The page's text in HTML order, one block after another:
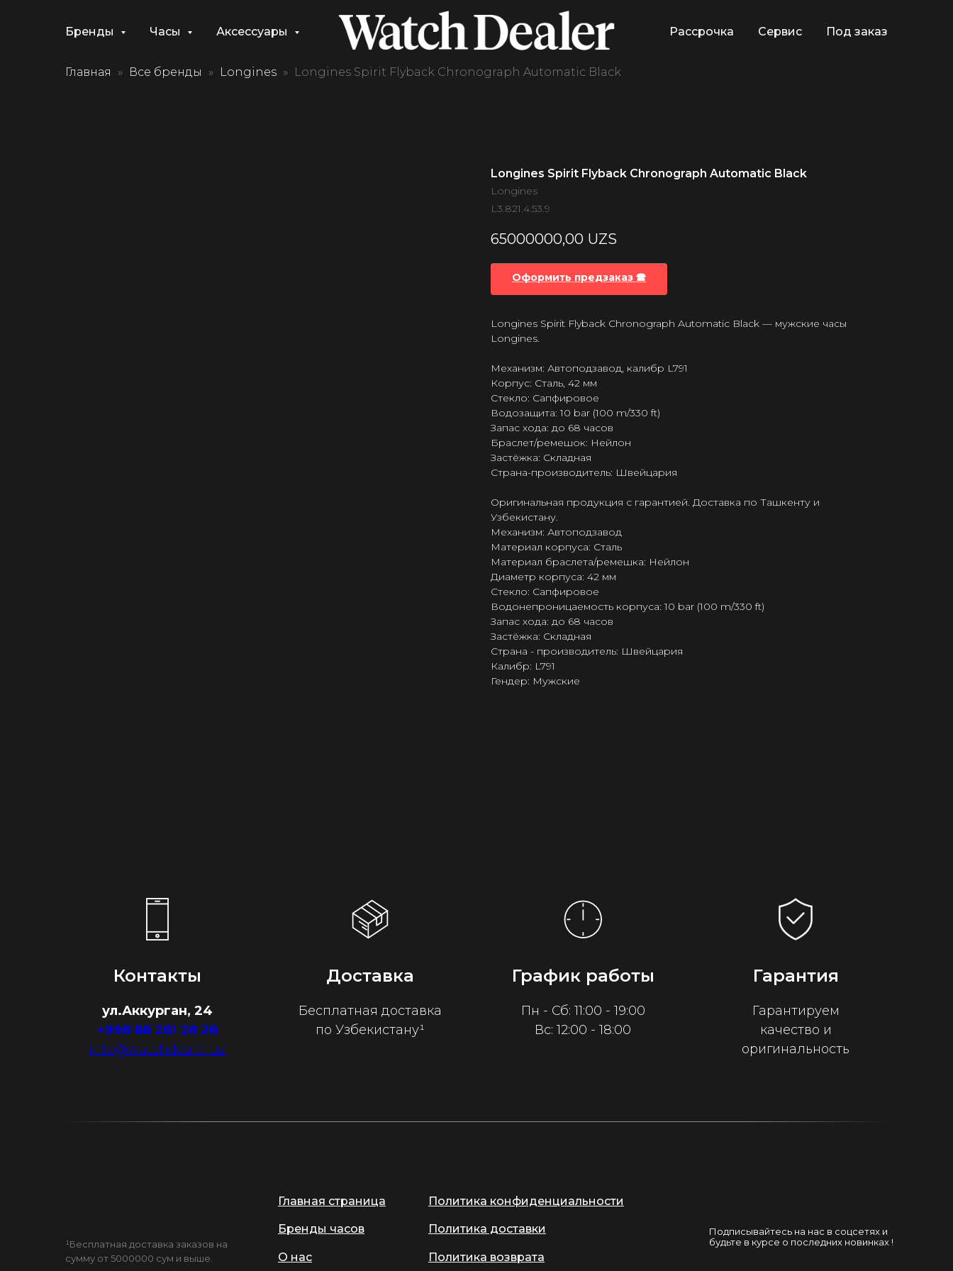
Бренды Часы Аксессуары Рассрочка Сервис Под заказ
Главная Все бренды Longines Longines Spirit Flyback Chronograph Automatic Black
Longines Spirit Flyback Chronograph Automatic Black
Longines
L3.821.4.53.9
65000000,00 UZS
Оформить предзаказ 🕿
Longines Spirit Flyback Chronograph Automatic Black — мужские часы
Longines.
Механизм: Автоподзавод, калибр L791
Корпус: Сталь, 42 мм
Стекло: Сапфировое
Водозащита: 10 bar (100 m/330 ft)
Запас хода: до 68 часов
Браслет/ремешок: Нейлон
Застёжка: Складная
Страна-производитель: Швейцария
Оригинальная продукция с гарантией. Доставка по Ташкенту и
Узбекистану.
Механизм: Автоподзавод
Материал корпуса: Сталь
Материал браслета/ремешка: Нейлон
Диаметр корпуса: 42 мм
Стекло: Сапфировое
Водонепроницаемость корпуса: 10 bar (100 m/330 ft)
Запас хода: до 68 часов
Застёжка: Складная
Страна - производитель: Швейцария
Калибр: L791
Гендер: Мужские
Контакты
ул.Аккурган, 24
+998 88 281 28 28
info@watchdealer.uz
Доставка
Бесплатная доставка
по Узбекистану¹
График работы
Пн - Сб: 11:00 - 19:00
Вс: 12:00 - 18:00
Гарантия
Гарантируем
качество и
оригинальность
Подписывайтесь на нас в соцсетях и
будьте в курсе о последних новинках !
Главная страница
Бренды часов
О нас
¹Бесплатная доставка заказов на
сумму от 5000000 сум и выше.
Политика конфиденциальности
Политика доставки
Политика возврата